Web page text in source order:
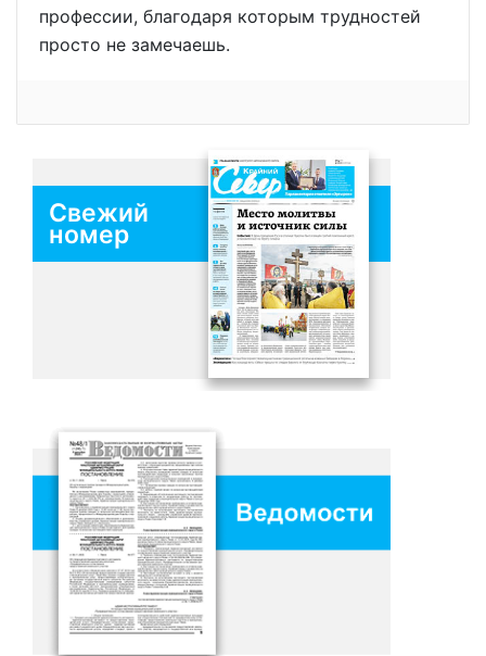
профессии, благодаря которым трудностей
просто не замечаешь.
Свежий
номер